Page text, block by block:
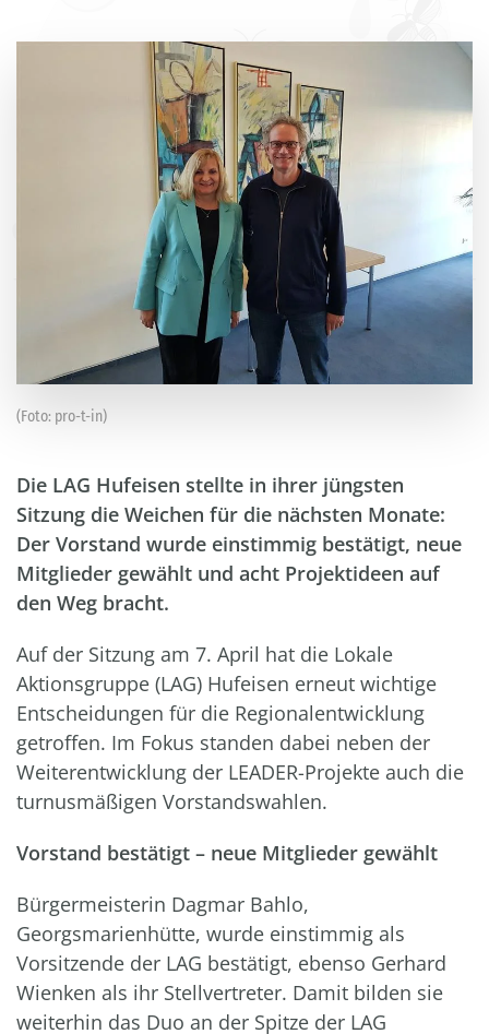
(Foto: pro-t-in)
Die LAG Hufeisen stellte in ihrer jüngsten
Sitzung die Weichen für die nächsten Monate:
Der Vorstand wurde einstimmig bestätigt, neue
Mitglieder gewählt und acht Projektideen auf
den Weg bracht.
Auf der Sitzung am 7. April hat die Lokale
Aktionsgruppe (LAG) Hufeisen erneut wichtige
Entscheidungen für die Regionalentwicklung
getroffen. Im Fokus standen dabei neben der
Weiterentwicklung der LEADER-Projekte auch die
turnusmäßigen Vorstandswahlen.
Vorstand bestätigt – neue Mitglieder gewählt
Bürgermeisterin Dagmar Bahlo,
Georgsmarienhütte, wurde einstimmig als
Vorsitzende der LAG bestätigt, ebenso Gerhard
Wienken als ihr Stellvertreter. Damit bilden sie
weiterhin das Duo an der Spitze der LAG